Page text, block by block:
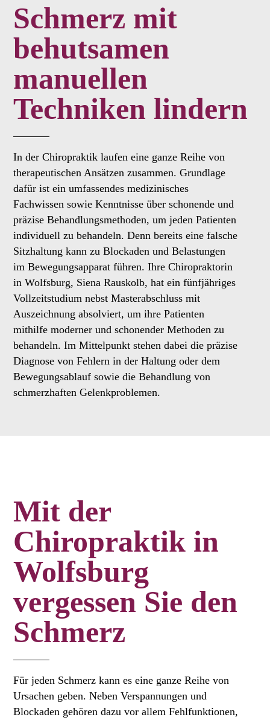
Schmerz mit
behutsamen
manuellen
Techniken lindern
In der Chiropraktik laufen eine ganze Reihe von
therapeutischen Ansätzen zusammen. Grundlage
dafür ist ein umfassendes medizinisches
Fachwissen sowie Kenntnisse über schonende und
präzise Behandlungsmethoden, um jeden Patienten
individuell zu behandeln. Denn bereits eine falsche
Sitzhaltung kann zu Blockaden und Belastungen
im Bewegungsapparat führen. Ihre Chiropraktorin
in Wolfsburg, Siena Rauskolb, hat ein fünfjähriges
Vollzeitstudium nebst Masterabschluss mit
Auszeichnung absolviert, um ihre Patienten
mithilfe moderner und schonender Methoden zu
behandeln. Im Mittelpunkt stehen dabei die präzise
Diagnose von Fehlern in der Haltung oder dem
Bewegungsablauf sowie die Behandlung von
schmerzhaften Gelenkproblemen.
Mit der
Chiropraktik in
Wolfsburg
vergessen Sie den
Schmerz
Für jeden Schmerz kann es eine ganze Reihe von
Ursachen geben. Neben Verspannungen und
Blockaden gehören dazu vor allem Fehlfunktionen,